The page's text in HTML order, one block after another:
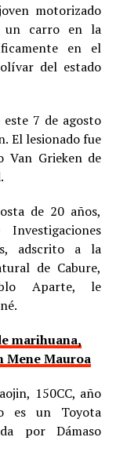
motorizado
un carro en la
en el
del estado
7 de agosto
El lesionado fue
Van Grieken de
de 20 años,
adscrito a la
de Cabure,
Aparte, le
marihuana,
Mene Mauroa
150CC, año
es un Toyota
por Dámaso